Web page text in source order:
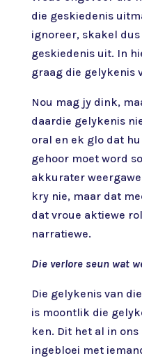
die geskiedenis
ignoreer, skakel
geskiedenis uit. In
graag die gelykenis
Nou mag jy dink,
daardie gelykenis
oral en ek glo dat
gehoor moet word
akkurater
kry nie, maar dat
dat vroue aktiewe
narratiewe.
Die verlore seun wat
Die gelykenis van
is moontlik die
ken. Dit het al in
ingebloei met